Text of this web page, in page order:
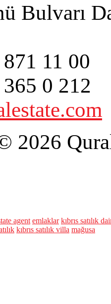
Bulvarı
11 00
0 212
2026
agent emlaklar kıbrıs satılık
kıbrıs satılık villa mağusa